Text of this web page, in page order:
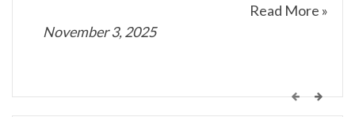
Read More »
November 3, 2025
କେମିତି ଚାଲିଛି କଟକ ଐତିହାସିକ ବାଲିଯାତ୍ରା ପ୍ରସ୍ତୁତି